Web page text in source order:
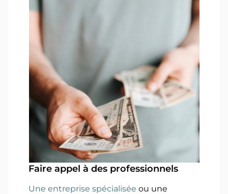
Faire appel à des professionnels
Une entreprise spécialisée ou une